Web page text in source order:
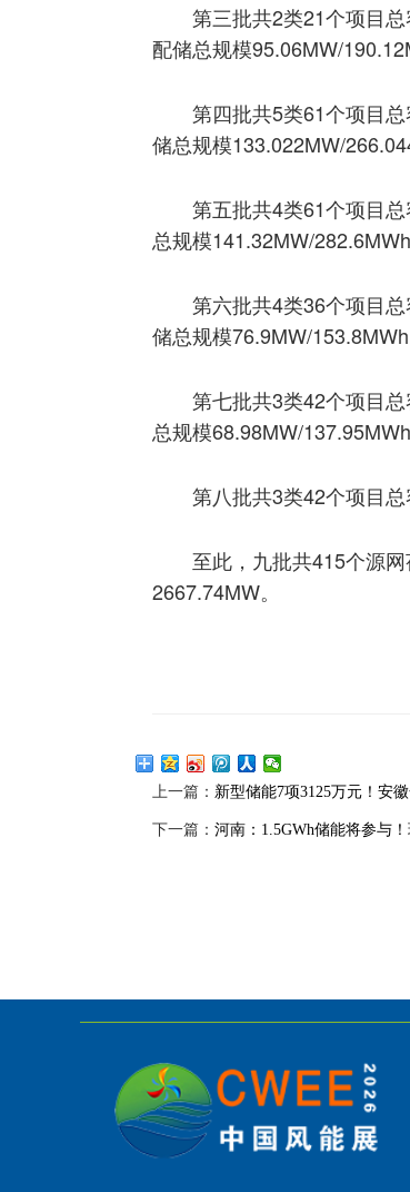
第三批共2类21个项目
配储总规模95.06MW/
第四批共5类61个项目
储总规模133.022MW/
第五批共4类61个项目
总规模141.32MW/282.6MWh
第六批共4类36个项目
储总规模76.9MW/153.8MWh
第七批共3类42个项目
总规模68.98MW/137.95MWh
第八批共3类42个项目
至此，九批共415个源
2667.74MW。
上一篇： 新型储能7项3125万元！安
下一篇： 河南：1.5GWh储能将参与